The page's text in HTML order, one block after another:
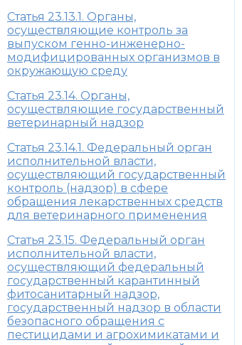
Статья 23.13.1. Органы,
осуществляющие контроль за
выпуском генно-инженерно-
модифицированных организмов в
окружающую среду
Статья 23.14. Органы,
осуществляющие государственный
ветеринарный надзор
Статья 23.14.1. Федеральный орган
исполнительной власти,
осуществляющий государственный
контроль (надзор) в сфере
обращения лекарственных средств
для ветеринарного применения
Статья 23.15. Федеральный орган
исполнительной власти,
осуществляющий федеральный
государственный карантинный
фитосанитарный надзор,
государственный надзор в области
безопасного обращения с
пестицидами и агрохимикатами и